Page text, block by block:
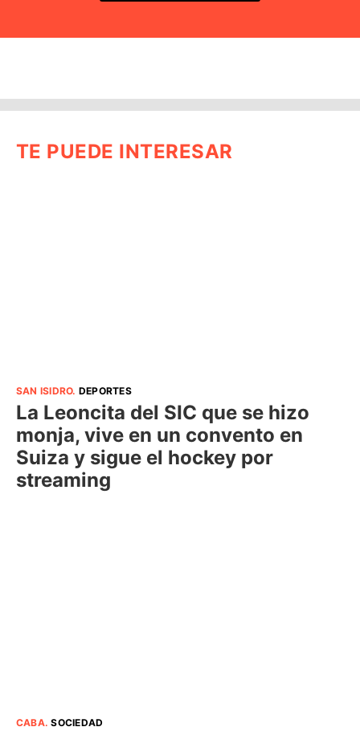
TE PUEDE INTERESAR
SAN ISIDRO. DEPORTES
La Leoncita del SIC que se hizo
monja, vive en un convento en
Suiza y sigue el hockey por
streaming
CABA.SOCIEDAD